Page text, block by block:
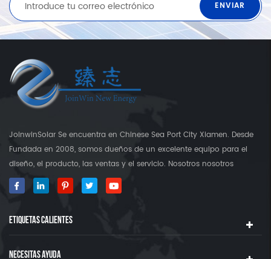
JoinwinSolar Se encuentra en Chinese Sea Port City Xiamen. Desde
Fundada en 2008, somos dueños de un excelente equipo para el
diseño, el producto, las ventas y el servicio. Nosotros nosotros
construyó nuestra propia fábrica que es más que 3000 Square's
Tierra. Como proveedor global en soportes de montaje solar,
alrededor del mundo ◆ Nuestro producto JoinwinSolar Los productos
incluyen el siguiente: 1, Sistemas y accesorios de montaje solar del
techo de metal. 2, baldosas Sistemas y accesorios de montaje solar
ETIQUETAS CALIENTES
NECESITAS AYUDA